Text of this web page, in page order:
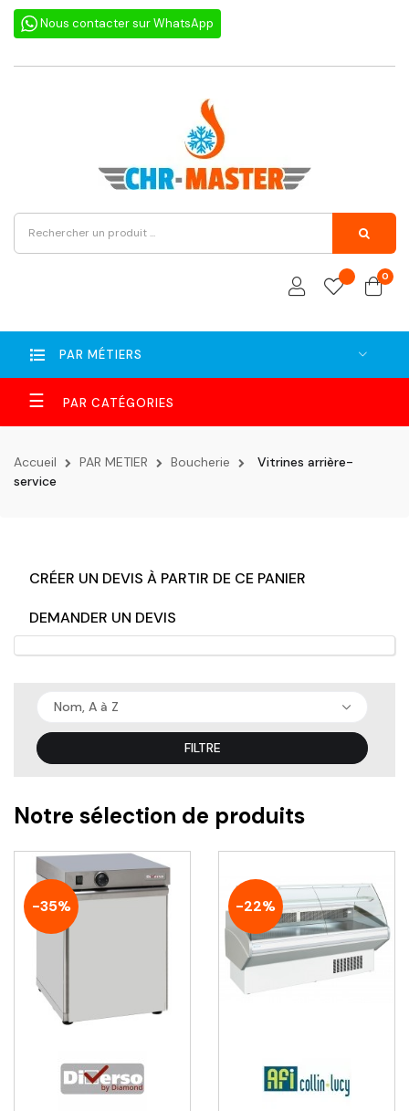
Nous contacter sur WhatsApp
0
PAR MÉTIERS
Basculer
la
navigation
☰
Accueil PAR METIER Boucherie
Vitrines arrière-
service
CRÉER UN DEVIS À PARTIR DE CE PANIER
DEMANDER UN DEVIS
Nom, A à Z
FILTRE
Notre sélection de produits
-35% -22%